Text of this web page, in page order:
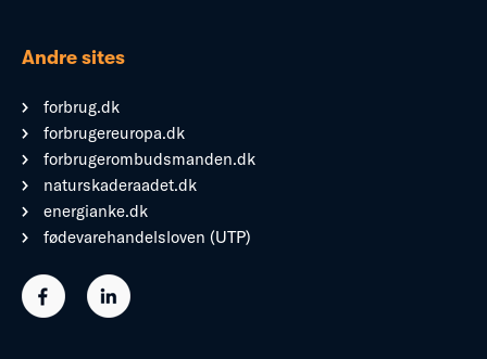
Andre sites
forbrug.dk
forbrugereuropa.dk
forbrugerombudsmanden.dk
naturskaderaadet.dk
energianke.dk
fødevarehandelsloven (UTP)